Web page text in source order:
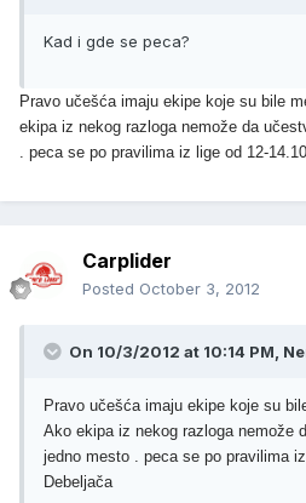
Kad i gde se peca?
Pravo učešća imaju ekipe koje su bile
ekipa iz nekog razloga nemože da
. peca se po pravilima iz lige od 12-
Carplider
Posted October 3, 2012
On 10/3/2012 at 10:14 PM,
Pravo učešća imaju ekipe koje su
Ako ekipa iz nekog razloga nemože
jedno mesto . peca se po pravilima
Debeljača